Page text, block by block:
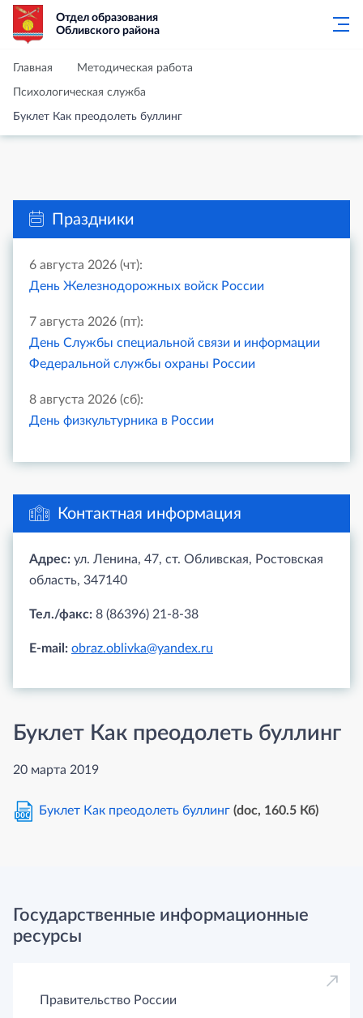
Отдел образования
Обливского района
Главная Методическая работа
Психологическая служба
Буклет Как преодолеть буллинг
Праздники
6 августа 2026 (чт):
День Железнодорожных войск России
7 августа 2026 (пт):
День Службы специальной связи и информации
Федеральной службы охраны России
8 августа 2026 (сб):
День физкультурника в России
Контактная информация
Адрес: ул. Ленина, 47, ст. Обливская, Ростовская
область, 347140
Тел./факс: 8 (86396) 21-8-38
E-mail: obraz.oblivka@yandex.ru
Буклет Как преодолеть буллинг
20 марта 2019
DOC Буклет Как преодолеть буллинг (doc, 160.5 Кб)
Государственные информационные
ресурсы
Правительство России